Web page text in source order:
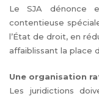
Le SJA dénonce
contentieuse
l’État de droit, en
affaiblissant la place
Une organisation
Les juridictions